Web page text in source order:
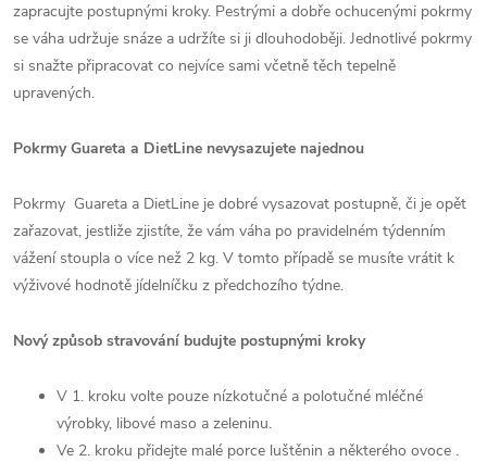
zapracujte postupnými kroky. Pestrými a dobře ochucenými pokrmy
se váha udržuje snáze a udržíte si ji dlouhodoběji. Jednotlivé pokrmy
si snažte připracovat co nejvíce sami včetně těch tepelně
upravených.
Pokrmy Guareta a DietLine nevysazujete najednou
Pokrmy Guareta a DietLine je dobré vysazovat postupně, či je opět
zařazovat, jestliže zjistíte, že vám váha po pravidelném týdenním
vážení stoupla o více než 2 kg. V tomto případě se musíte vrátit k
výživové hodnotě jídelníčku z předchozího týdne.
Nový způsob stravování budujte postupnými kroky
V 1. kroku volte pouze nízkotučné a polotučné mléčné
výrobky, libové maso a zeleninu.
Ve 2. kroku přidejte malé porce luštěnin a některého ovoce .